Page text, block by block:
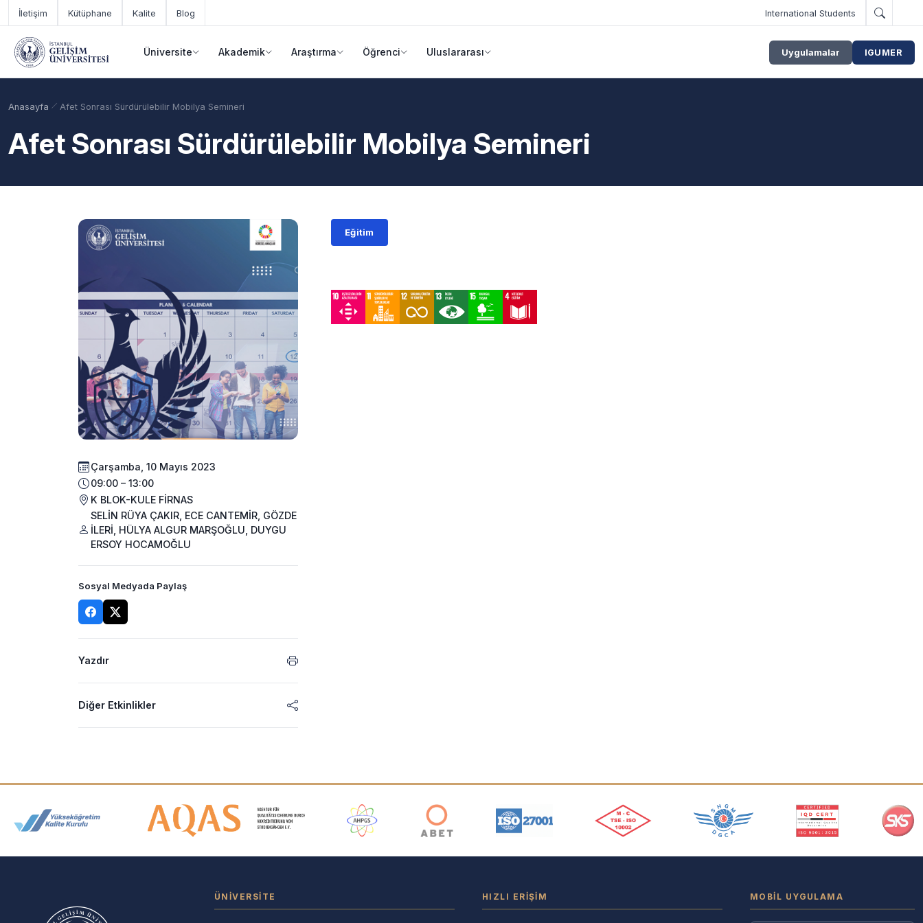
Ana içeriğe geç
İletişim Kütüphane Kalite Blog International Students
Üniversite Akademik Araştırma Öğrenci Uluslararası Uygulamalar IGUMER
Anasayfa Afet Sonrası Sürdürülebilir Mobilya Semineri
Afet Sonrası Sürdürülebilir Mobilya Semineri
Çarşamba, 10 Mayıs 2023
09:00 – 13:00
K BLOK-KULE FİRNAS
SELİN RÜYA ÇAKIR, ECE CANTEMİR, GÖZDE
İLERİ, HÜLYA ALGUR MARŞOĞLU, DUYGU
ERSOY HOCAMOĞLU
Sosyal Medyada Paylaş
Yazdır
Diğer Etkinlikler
Eğitim
Akreditasyon ve Üyelik Logoları
ÜNIVERSITE HIZLI ERIŞIM MOBIL UYGULAMA